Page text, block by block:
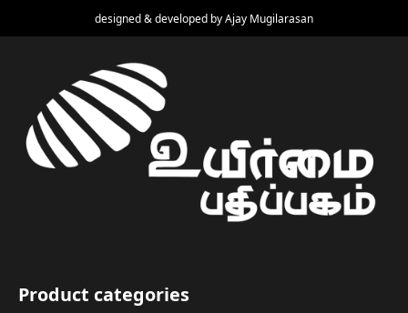
designed & developed byAjay Mugilarasan
Product categories